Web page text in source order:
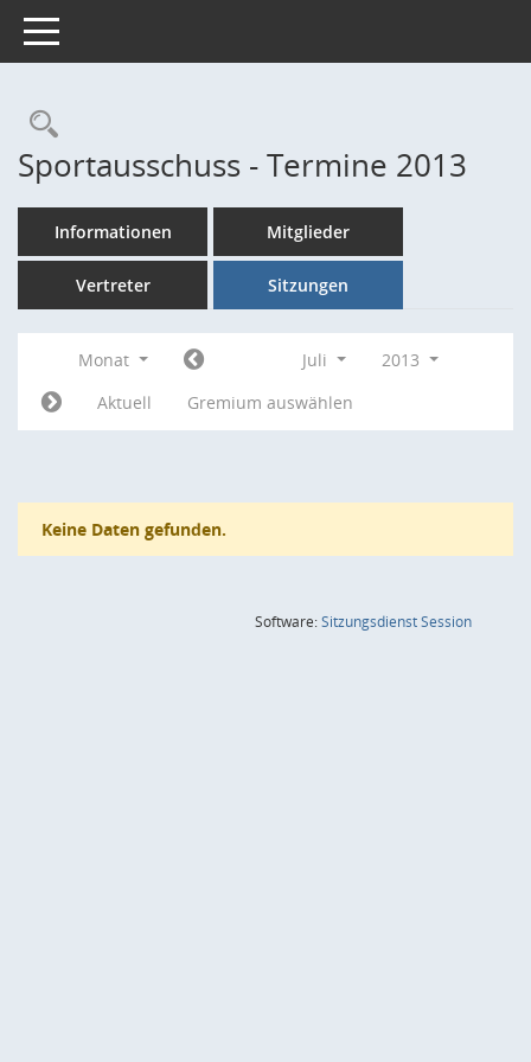
Toggle navigation
Rechercheauswahl
Sportausschuss - Termine 2013
Informationen Mitglieder
Vertreter Sitzungen
Monat Juli
2013
Aktuell
Gremium auswählen
Keine Daten gefunden.
Software:SitzungsdienstSession(Wird in